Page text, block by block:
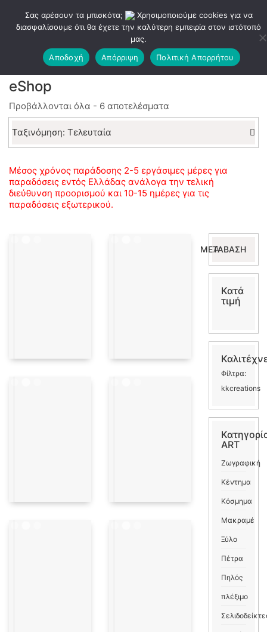
eShop
Προβάλλονται όλα - 6 αποτελέσματα
by
Ταξινόμηση: Τελευταία
Μέσος χρόνος παράδοσης 2-5 εργάσιμες μέρες για
παραδόσεις εντός Ελλάδας ανάλογα την τελική
διεύθυνση προορισμού και 10-15 ημέρες για τις
παραδόσεις εξωτερικού.
για:
ΜΕΤΆΒΑΣΗ
Κατά
τιμή
Φίλτρα:
kkcreations
ART
Ζωγραφική
Κέντημα
Κόσμημα
Μακραμέ
Ξύλο
Πέτρα
Πηλός
πλέξιμο
Σας αρέσουν τα μπισκότα;
Χρησιμοποιούμε cookies για να
διασφαλίσουμε ότι θα έχετε την καλύτερη εμπειρία στον ιστότοπό
μας.
Αποδοχή
Απόρριψη Πολιτική Απορρήτου